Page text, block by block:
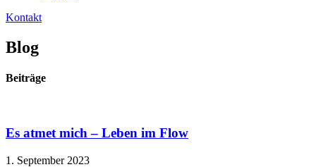
Kontakt
Blog
Beiträge
Es atmet mich – Leben im Flow
1. September 2023